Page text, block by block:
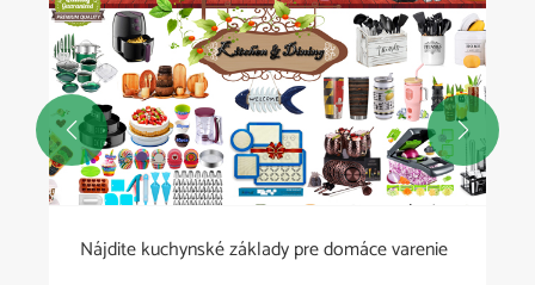
Udržateľný kuchynský výrobok z dreva –
 